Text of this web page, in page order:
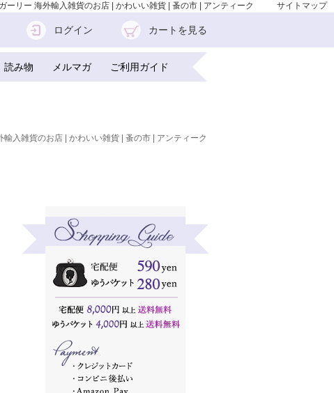
リー 海外輸入雑貨のお店 | かわいい雑貨 | 蚤の市 | アンティーク サイトマップ
ログイン カートを見る
読み物 メルマガ ご利用ガイド
入雑貨のお店 | かわいい雑貨 | 蚤の市 | アンティーク